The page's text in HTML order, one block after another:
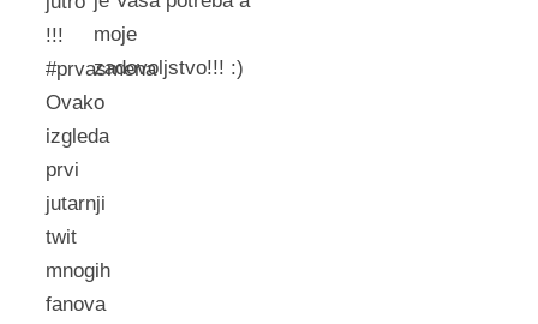
!!!
#prvasmena
Ovako
izgleda
prvi
jutarnji
twit
mnogih
fanova
moje
zadovoljstvo!!! :)